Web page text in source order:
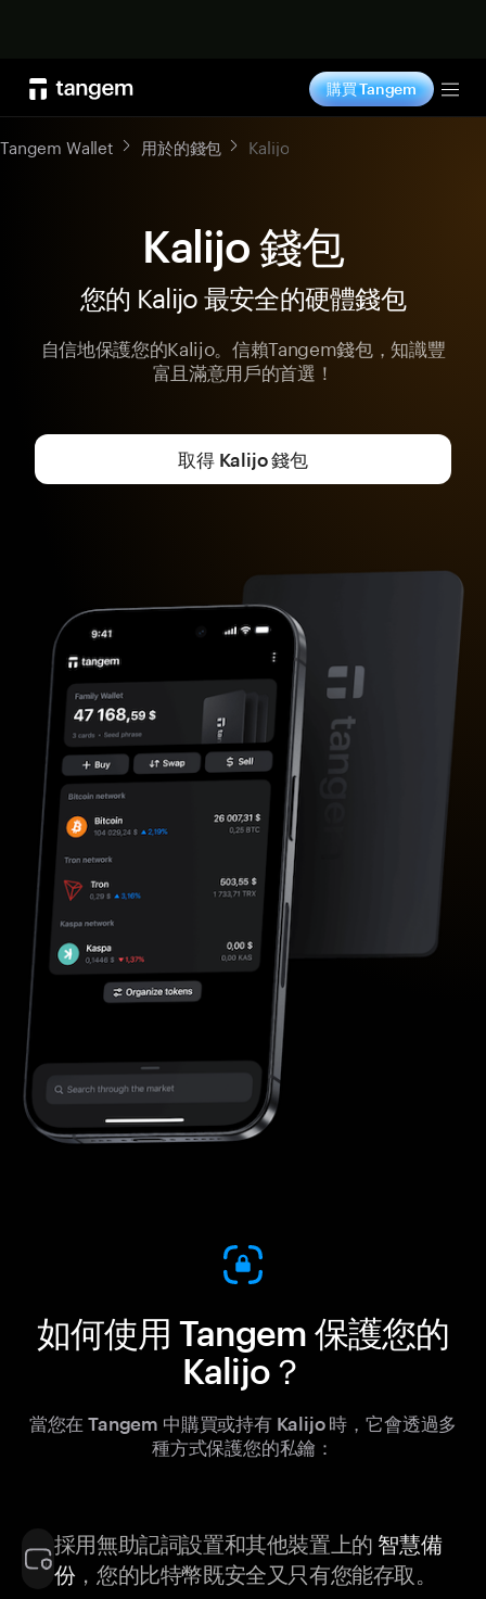
購買 Tangem
Tangem Wallet 用於的錢包 Kalijo
Kalijo 錢包
您的 Kalijo 最安全的硬體錢包
自信地保護您的Kalijo。信賴Tangem錢包，知識豐
富且滿意用戶的首選！
取得 Kalijo 錢包
如何使用 Tangem 保護您的
Kalijo？
當您在 Tangem 中購買或持有 Kalijo 時，它會透過多
種方式保護您的私鑰：
採用無助記詞設置和其他裝置上的 智慧備
份，您的比特幣既安全又只有您能存取。